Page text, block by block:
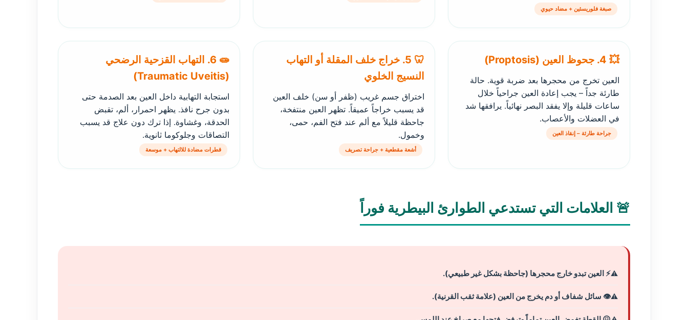
صبغة فلوريسئين + مضاد حيوي
💥 4. جحوظ العين (Proptosis)
العين تخرج من محجرها بعد ضربة قوية. حالة
طارئة جداً – يجب إعادة العين جراحياً خلال
ساعات قليلة وإلا يفقد البصر نهائياً. يرافقها شد
في العضلات والأعصاب.
جراحة طارئة – إنقاذ العين
🦷 5. خراج خلف المقلة أو التهاب
النسيج الخلوي
اختراق جسم غريب (ظفر أو سن) خلف العين
قد يسبب خراجاً عميقاً. تظهر العين منتفخة،
جاحظة قليلاً مع ألم عند فتح الفم، حمى،
وخمول.
أشعة مقطعية + جراحة تصريف
🧫 6. التهاب القزحية الرضحي
(Traumatic Uveitis)
استجابة التهابية داخل العين بعد الصدمة حتى
بدون جرح نافذ. يظهر احمرار، ألم، تقبض
الحدقة، وغشاوة. إذا ترك دون علاج قد يسبب
التصاقات وجلوكوما ثانوية.
قطرات مضادة للالتهاب + موسعة
🚨 العلامات التي تستدعي الطوارئ البيطرية فوراً
⚡ العين تبدو خارج محجرها (جاحظة بشكل غير طبيعي).
👁️ سائل شفاف أو دم يخرج من العين (علامة ثقب القرنية).